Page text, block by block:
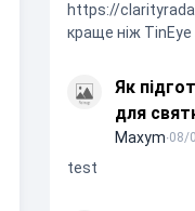
https://
краще ніж
Як
для
Maxym∙08/
test